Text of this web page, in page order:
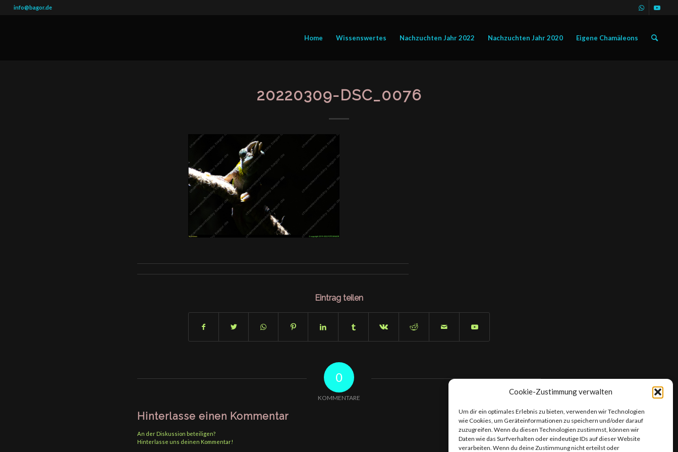
Cookie-Zustimmung verwalten
Um dir ein optimales Erlebnis zu bieten, verwenden wir Technologien
wie Cookies, um Geräteinformationen zu speichern und/oder darauf
zuzugreifen. Wenn du diesen Technologien zustimmst, können wir
Daten wie das Surfverhalten oder eindeutige IDs auf dieser Website
verarbeiten. Wenn du deine Zustimmung nicht erteilst oder
info@bagor.de
Home Wissenswertes Nachzuchten Jahr 2022 Nachzuchten Jahr 2020 Eigene Chamäleons
20220309-DSC_0076
Eintrag teilen
0
KOMMENTARE
Hinterlasse einen Kommentar
An der Diskussion beteiligen?
Hinterlasse uns deinen Kommentar!